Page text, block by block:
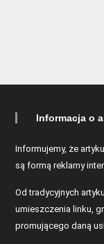
Informacja o
Informujemy, że
są formą reklamy
Od tradycyjnych
umieszczenia linku,
promującego daną